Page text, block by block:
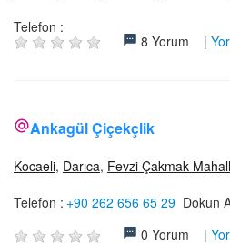
Telefon :
8 Yorum |
Ankagül Çiçekçlik
Kocaeli, Darıca, Fevzi Çakmak
Telefon : +90 262 656 65 29 Dokun
0 Yorum |